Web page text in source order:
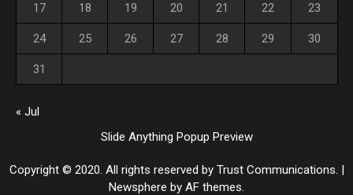
17 18 19 20 21 22 23
24 25 26 27 28 29 30
31
« Jul
Slide Anything Popup Preview
Copyright © 2020. All rights reserved by Trust Communications. |
Newsphere by AF themes.